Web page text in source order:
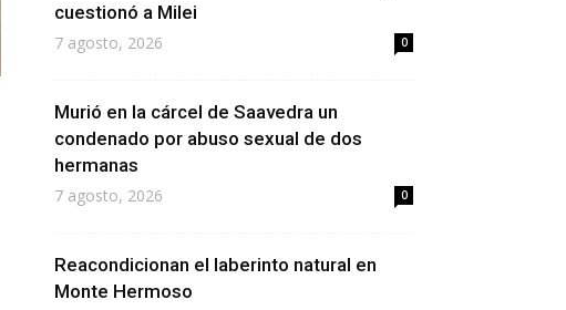
cuestionó a Milei
7 agosto, 2026 0
Murió en la cárcel de Saavedra un
condenado por abuso sexual de dos
hermanas
7 agosto, 2026 0
Reacondicionan el laberinto natural en
Monte Hermoso